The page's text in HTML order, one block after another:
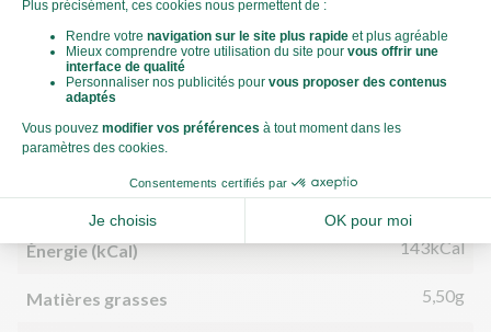
Valeurs nutritionnelles
Par personne Pour 100g
Énergie (kJ) 599kJ
Énergie (kCal) 143kCal
Matières grasses 5,50g